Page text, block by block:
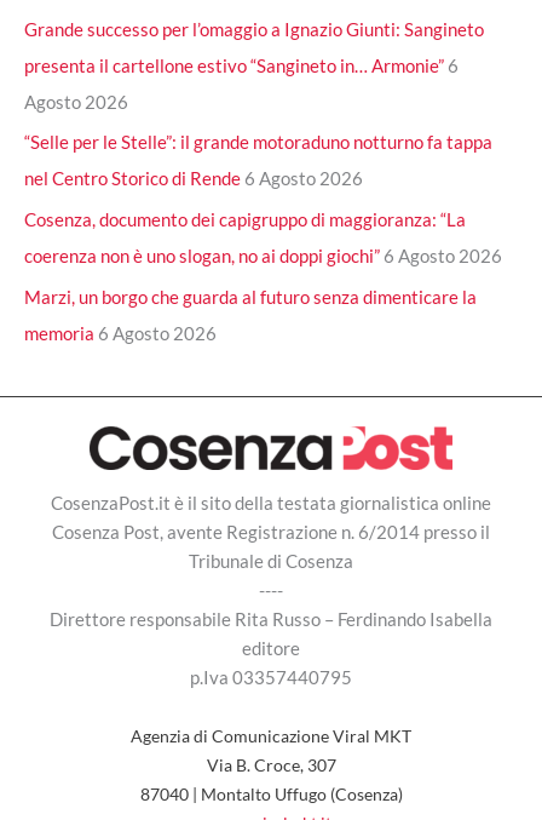
Grande successo per l’omaggio a Ignazio Giunti: Sangineto
presenta il cartellone estivo “Sangineto in… Armonie” 6
Agosto 2026
“Selle per le Stelle”: il grande motoraduno notturno fa tappa
nel Centro Storico di Rende 6 Agosto 2026
Cosenza, documento dei capigruppo di maggioranza: “La
coerenza non è uno slogan, no ai doppi giochi” 6 Agosto 2026
Marzi, un borgo che guarda al futuro senza dimenticare la
memoria 6 Agosto 2026
CosenzaPost.it è il sito della testata giornalistica online
Cosenza Post, avente Registrazione n. 6/2014 presso il
Tribunale di Cosenza
----
Direttore responsabile Rita Russo – Ferdinando Isabella
editore
p.Iva 03357440795
Agenzia di Comunicazione Viral MKT
Via B. Croce, 307
87040 | Montalto Uffugo (Cosenza)